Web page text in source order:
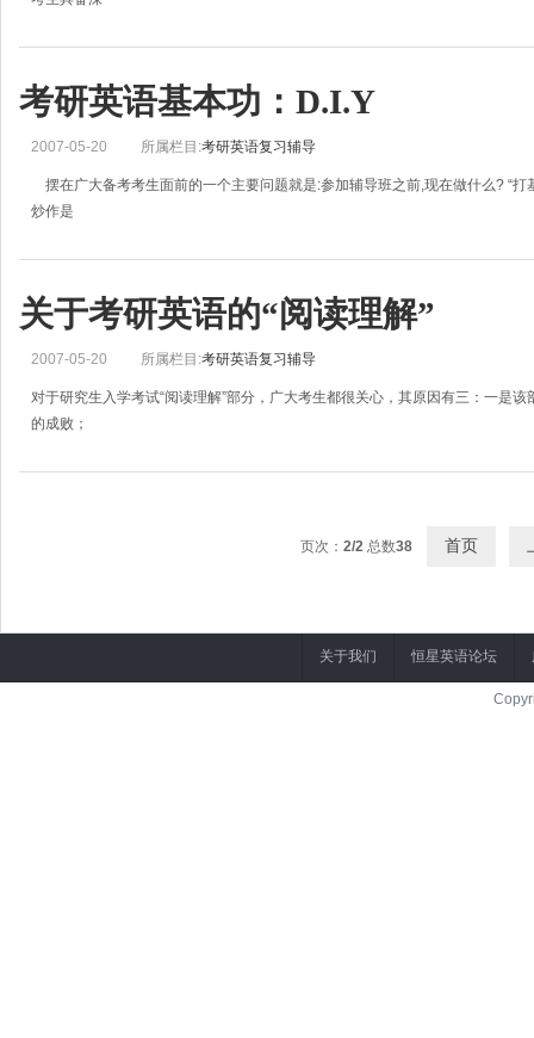
考研英语基本功：D.I.Y
2007-05-20 所属栏目:考研英语复习辅导
摆在广大备考考生面前的一个主要问题就是:参加辅导班之前,现在做什么? “打
炒作是
关于考研英语的“阅读理解”
2007-05-20 所属栏目:考研英语复习辅导
对于研究生入学考试“阅读理解”部分，广大考生都很关心，其原因有三：一是
的成败；
页次： 2/2 总数38 首页
关于我们 恒星英语论坛